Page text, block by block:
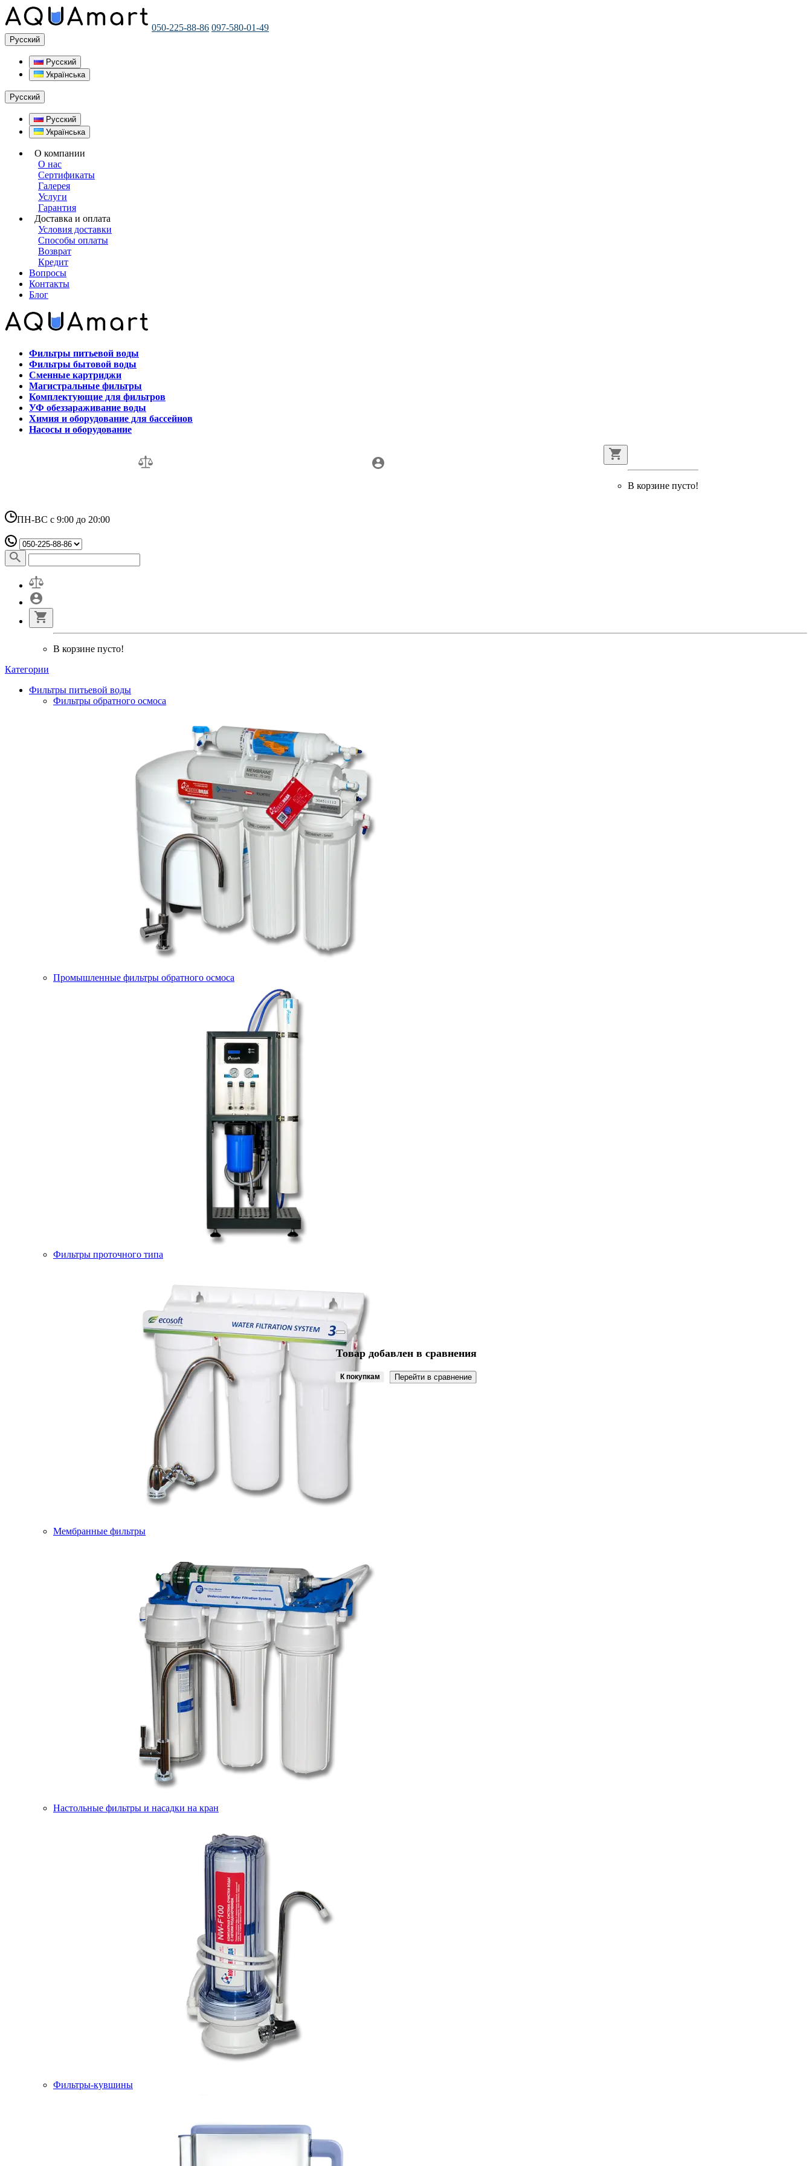
050-225-88-86 097-580-01-49
Русский
Русский
Українська
Русский
Русский
Українська
О компании
О нас
Сертификаты
Галерея
Услуги
Гарантия
Доставка и оплата
Условия доставки
Способы оплаты
Возврат
Кредит
Вопросы
Контакты
Блог
Фильтры питьевой воды
Фильтры бытовой воды
Сменные картриджи
Магистральные фильтры
Комплектующие для фильтров
УФ обеззараживание воды
Химия и оборудование для бассейнов
Насосы и оборудование
В корзине пусто!
ПН-ВС с 9:00 до 20:00
В корзине пусто!
Категории
Фильтры питьевой воды
Фильтры обратного осмоса
Промышленные фильтры обратного осмоса
Фильтры проточного типа
Мембранные фильтры
Настольные фильтры и насадки на кран
Фильтры-кувшины
Товар добавлен в сравнения
К покупкам Перейти в сравнение